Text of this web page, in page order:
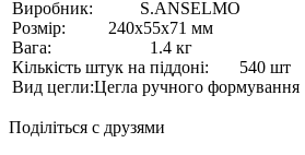
Виробник:
S.ANSELMO
Розмір:
240х55х71 мм
Вага:
1.4 кг
Кількість штук на піддоні:
540 шт
Вид цегли:Цегла ручного формування
Поділіться с друзями